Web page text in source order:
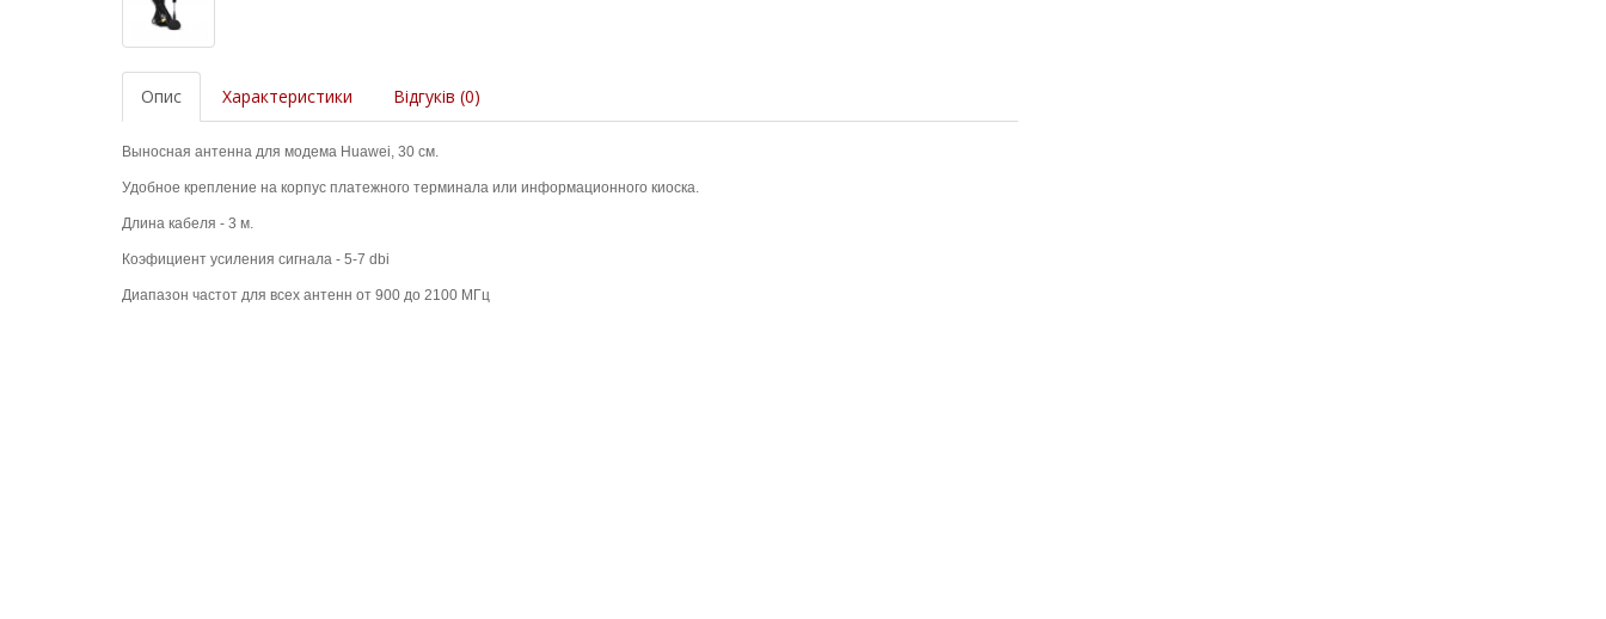
Опис Характеристики Відгуків (0)
Выносная антенна для модема Huawei, 30 см.
Удобное крепление на корпус платежного терминала или информационного киоска.
Длина кабеля - 3 м.
Коэфициент усиления сигнала - 5-7 dbi
Диапазон частот для всех антенн от 900 до 2100 МГц